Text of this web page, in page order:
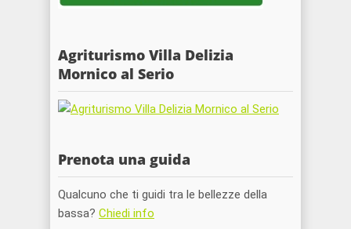
Agriturismo Villa Delizia
Mornico al Serio
Prenota una guida
Qualcuno che ti guidi tra le bellezze della
bassa? Chiedi info